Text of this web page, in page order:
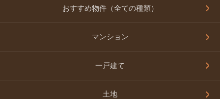
おすすめ物件（全ての種類）
マンション
一戸建て
土地